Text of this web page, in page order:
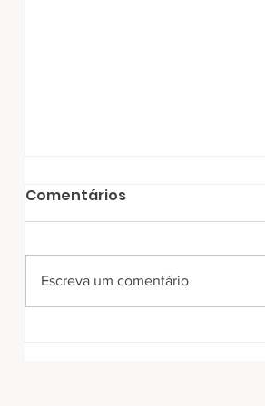
Comentários
Escreva um comentário